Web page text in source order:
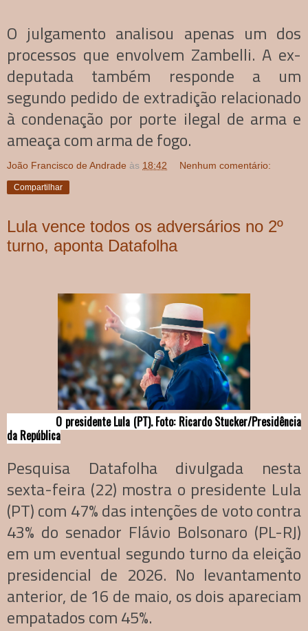
O julgamento analisou apenas um dos
processos que envolvem Zambelli. A ex-
deputada também responde a um
segundo pedido de extradição relacionado
à condenação por porte ilegal de arma e
ameaça com arma de fogo.
João Francisco de Andrade às 18:42 Nenhum comentário:
Compartilhar
Lula vence todos os adversários no 2º
turno, aponta Datafolha
O presidente Lula (PT). Foto: Ricardo Stucker/Presidência
da República
Pesquisa Datafolha divulgada nesta
sexta-feira (22) mostra o presidente Lula
(PT) com 47% das intenções de voto contra
43% do senador Flávio Bolsonaro (PL-RJ)
em um eventual segundo turno da eleição
presidencial de 2026. No levantamento
anterior, de 16 de maio, os dois apareciam
empatados com 45%.